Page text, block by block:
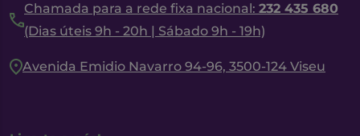
Chamada para a rede fixa nacional: 232 435 680
(Dias úteis 9h - 20h | Sábado 9h - 19h)
Avenida Emidio Navarro 94-96, 3500-124 Viseu